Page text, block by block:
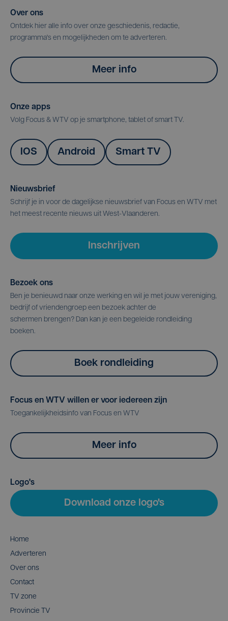
Over ons
Ontdek hier alle info over onze geschiedenis, redactie,
programma's en mogelijkheden om te adverteren.
Meer info
Onze apps
Volg Focus & WTV op je smartphone, tablet of smart TV.
IOS Android Smart TV
Nieuwsbrief
Schrijf je in voor de dagelijkse nieuwsbrief van Focus en WTV met
het meest recente nieuws uit West-Vlaanderen.
Inschrijven
Bezoek ons
Ben je benieuwd naar onze werking en wil je met jouw vereniging,
bedrijf of vriendengroep een bezoek achter de
schermen brengen? Dan kan je een begeleide rondleiding
boeken.
Boek rondleiding
Focus en WTV willen er voor iedereen zijn
Toegankelijkheidsinfo van Focus en WTV
Meer info
Logo's
Download onze logo's
Home
Adverteren
Over ons
Contact
TV zone
Provincie TV